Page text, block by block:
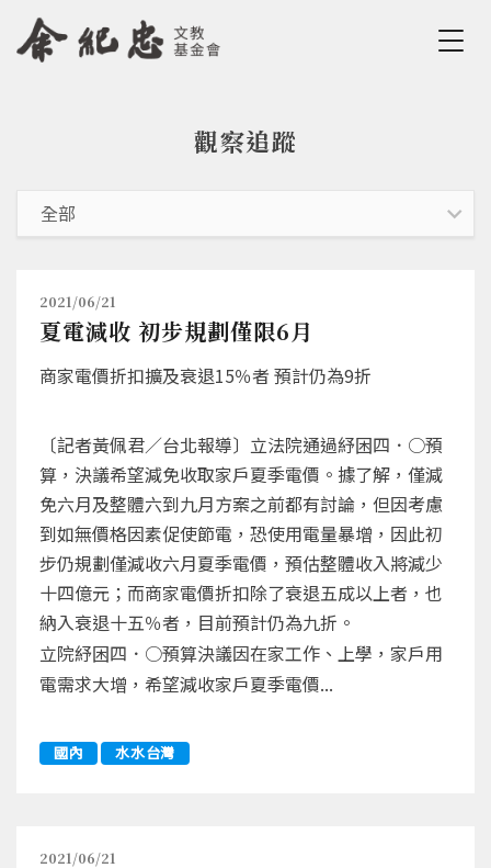
Jump to Navigation
Jump to Main content
觀察追蹤
2021/06/21
夏電減收 初步規劃僅限6月
商家電價折扣擴及衰退15％者 預計仍為9折
〔記者黃佩君／台北報導〕立法院通過紓困四．○預
算，決議希望減免收取家戶夏季電價。據了解，僅減
免六月及整體六到九月方案之前都有討論，但因考慮
到如無價格因素促使節電，恐使用電量暴增，因此初
步仍規劃僅減收六月夏季電價，預估整體收入將減少
十四億元；而商家電價折扣除了衰退五成以上者，也
納入衰退十五％者，目前預計仍為九折。
立院紓困四．○預算決議因在家工作、上學，家戶用
電需求大增，希望減收家戶夏季電價...
國內 水水台灣
2021/06/21